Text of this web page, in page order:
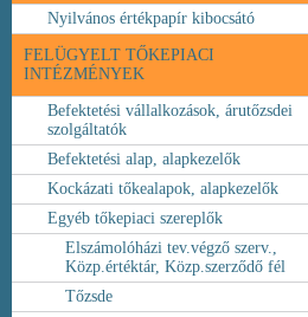
Nyilvános értékpapír kibocsátó
FELÜGYELT TŐKEPIACI
INTÉZMÉNYEK
Befektetési vállalkozások, árutőzsdei
szolgáltatók
Befektetési alap, alapkezelők
Kockázati tőkealapok, alapkezelők
Egyéb tőkepiaci szereplők
Elszámolóházi tev.végző szerv.,
Közp.értéktár, Közp.szerződő fél
Tőzsde